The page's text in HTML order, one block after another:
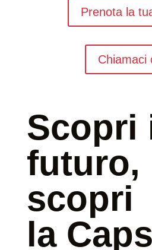
Prenota la
Chiamaci
Scopri
futuro,
scopri
la